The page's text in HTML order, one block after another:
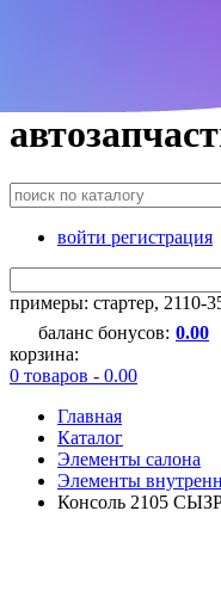
войти регистрация
примеры: стартер, 2110-
баланс бонусов: 0.00
корзина:
0 товаров - 0.00
Главная
Каталог
Элементы салона
Элементы
Консоль 2105